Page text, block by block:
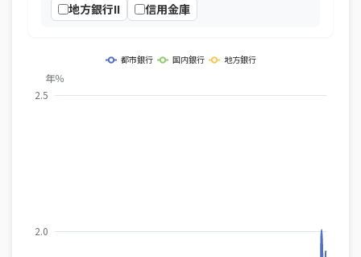
地方銀行II
信用金庫